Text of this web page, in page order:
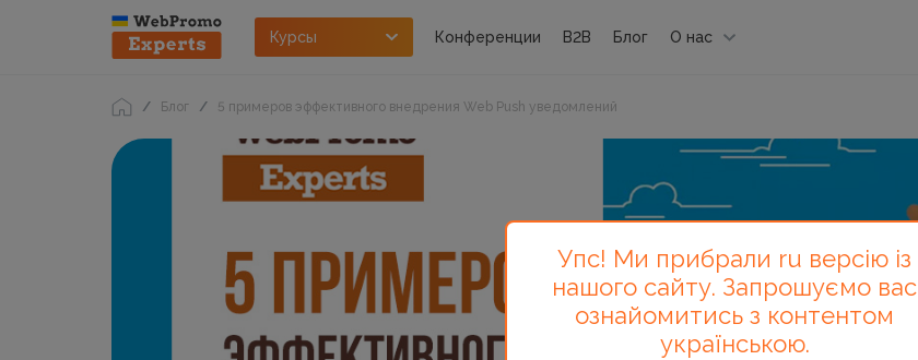
Курсы Конференции B2B Блог О нас
Блог 5 примеров эффективного внедрения Web Push уведомлений
Упс! Ми прибрали ru версію із
нашого сайту. Запрошуємо вас
ознайомитись з контентом
українською.